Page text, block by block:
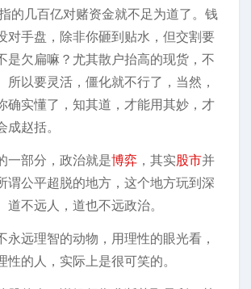
的几百亿对赌资金就不足为道了。钱
对手盘，除非你砸到贴水，但交割要
是欠扁嘛？尤其散户抬高的现货，不
所以要灵活，僵化就不行了，当然，
确实懂了，知其道，才能用其妙，才
赵括。
一部分，政治就是博弈 ，其实股市并
谓公平超脱的地方，这个地方玩到深
道不远人，道也不远政治。
永远理智的动物，用理性的眼光看，
性的人，实际上是很可笑的。